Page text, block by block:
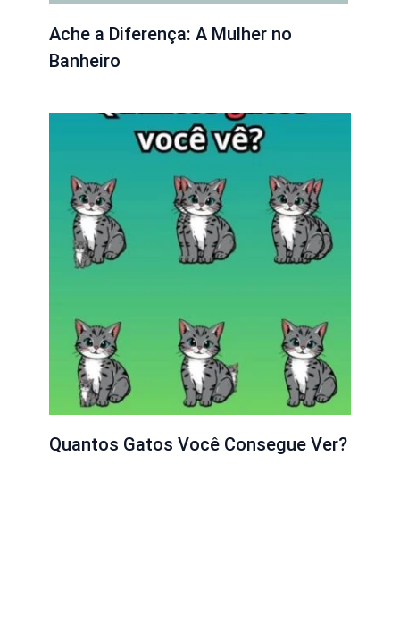
Ache a Diferença: A Mulher no
Banheiro
Quantos Gatos Você Consegue Ver?